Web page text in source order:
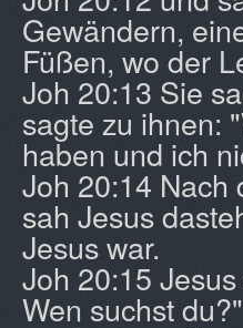
Gewändern,
Füßen, wo der
Joh 20:13 Sie
sagte zu ihnen:
haben und ich
Joh 20:14 Nach
sah Jesus
Jesus war.
Joh 20:15
Wen suchst